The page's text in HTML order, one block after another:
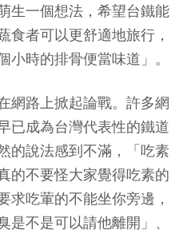
生一個想法，希望台鐵能
食者可以更舒適地旅行，
小時的排骨便當味道」。
網路上掀起論戰。許多網
已成為台灣代表性的鐵道
的說法感到不滿，「吃素
的不要怪大家覺得吃素的
求吃葷的不能坐你旁邊，
是不是可以請他離開」、